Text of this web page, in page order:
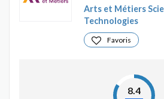
Arts et Métiers
Technologies
Favoris
8.4